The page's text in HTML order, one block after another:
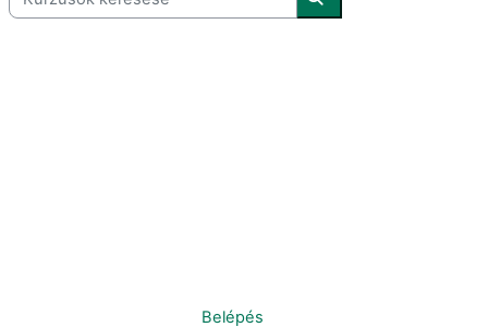
Kurzusok keresése
Belépés